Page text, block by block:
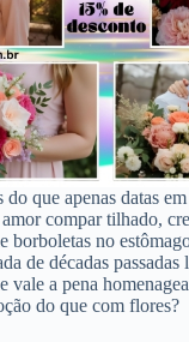
do que apenas datas
compar tilhado,
borboletas no
de décadas
vale a pena
do que com flores?